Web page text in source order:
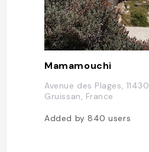
Mamamouchi
Avenue des Plages, 11430
Gruissan, France
Added by840users